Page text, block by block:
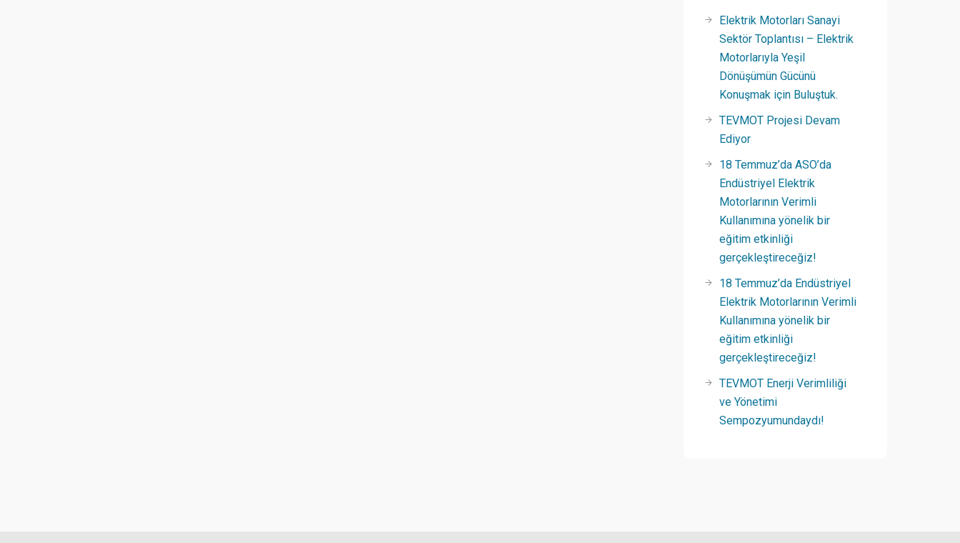
Elektrik Motorları Sanayi
Sektör Toplantısı – Elektrik
Motorlarıyla Yeşil
Dönüşümün Gücünü
Konuşmak için Buluştuk.
TEVMOT Projesi Devam
Ediyor
18 Temmuz’da ASO’da
Endüstriyel Elektrik
Motorlarının Verimli
Kullanımına yönelik bir
eğitim etkinliği
gerçekleştireceğiz!
18 Temmuz’da Endüstriyel
Elektrik Motorlarının Verimli
Kullanımına yönelik bir
eğitim etkinliği
gerçekleştireceğiz!
TEVMOT Enerji Verimliliği
ve Yönetimi
Sempozyumundaydı!